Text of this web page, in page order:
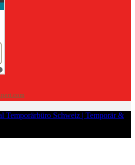
Temporärbüro Schweiz | Temporär &